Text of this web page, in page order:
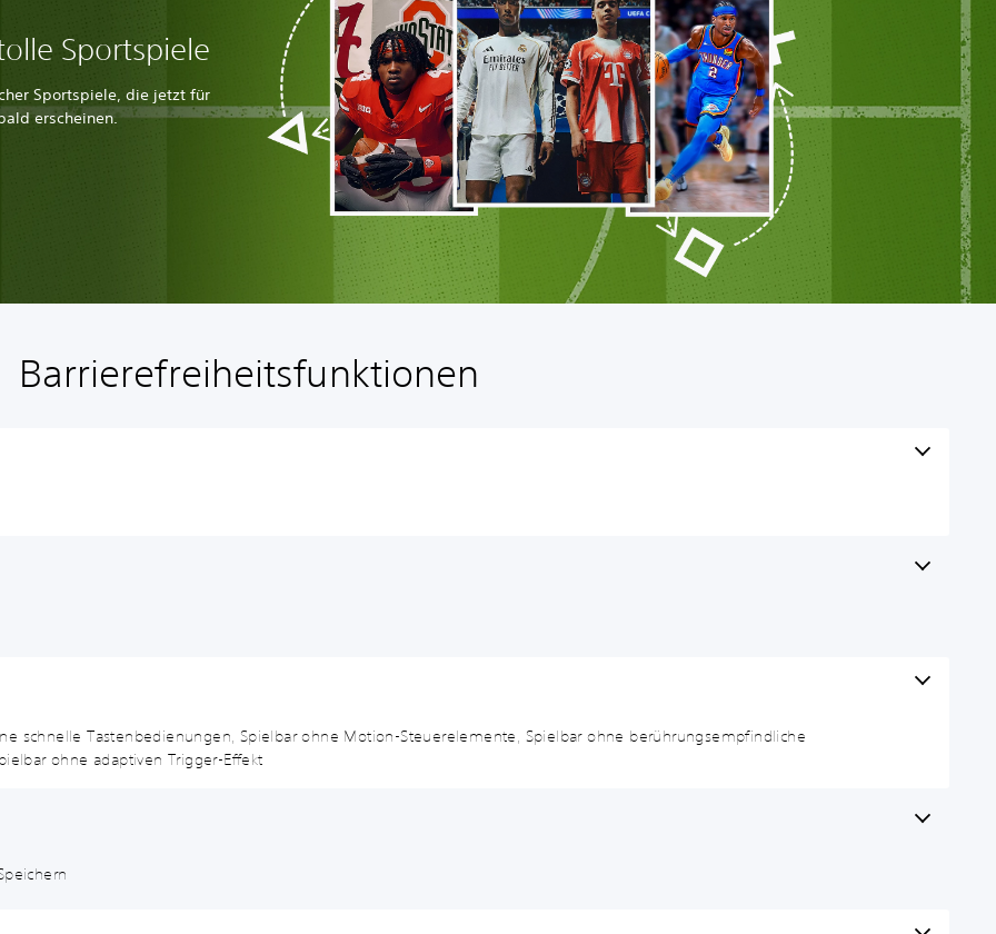
Sportspiele
Sportspiele, die jetzt für
erscheinen.
Barrierefreiheitsfunktionen
schnelle Tastenbedienungen, Spielbar ohne Motion-Steuerelemente, Spielbar ohne berührungsempfindliche
ohne adaptiven Trigger-Effekt